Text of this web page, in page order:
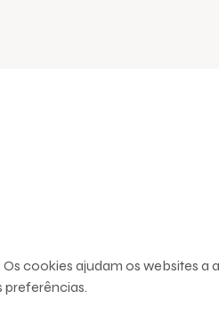
cookies ajudam os websites a
preferências.